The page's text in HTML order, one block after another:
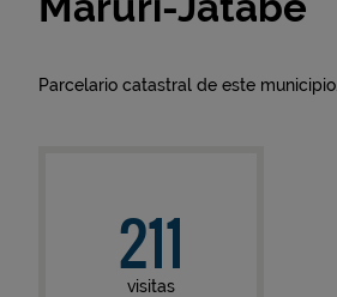
Parcelario catastral de este municipio.
211
visitas